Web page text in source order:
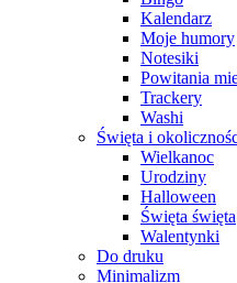
Kalendarz
Moje humory
Notesiki
Powitania
Trackery
Washi
Święta i
Wielkanoc
Urodziny
Halloween
Święta święta
Walentynki
Do druku
Minimalizm